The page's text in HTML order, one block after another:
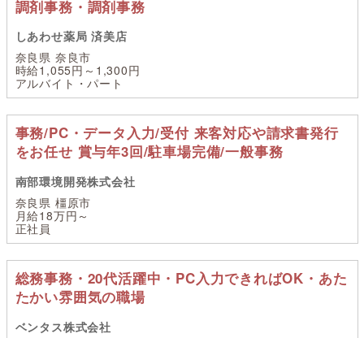
調剤事務・調剤事務
しあわせ薬局 済美店
奈良県 奈良市
時給1,055円～1,300円
アルバイト・パート
事務/PC・データ入力/受付 来客対応や請求書発行
をお任せ 賞与年3回/駐車場完備/一般事務
南部環境開発株式会社
奈良県 橿原市
月給18万円～
正社員
総務事務・20代活躍中・PC入力できればOK・あた
たかい雰囲気の職場
ベンタス株式会社